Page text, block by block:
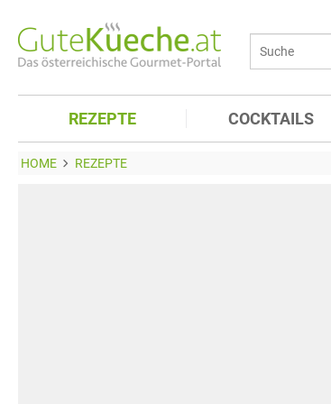
REZEPTE COCKTAILS
HOME REZEPTE